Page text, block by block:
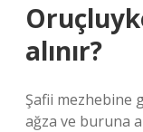
alınır?
Şafii mezhebine
ağza ve buruna